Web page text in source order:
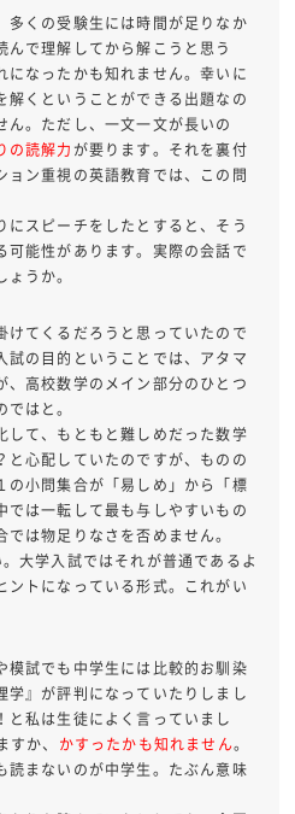
多くの受験生には時間が足りなか
で理解してから解こうと思う
になったかも知れません。幸いに
解くということができる出題なの
。ただし、一文一文が長いの
の読解力 が要ります。それを裏付
ョン重視の英語教育では、この問
スピーチをしたとすると、そう
可能性があります。実際の会話で
うか。
てくるだろうと思っていたので
試の目的ということでは、アタマ
、高校数学のメイン部分のひとつ
はと。
して、もともと難しめだった数学
と心配していたのですが、ものの
の小問集合が「易しめ」から「標
は一転して最も与しやすいもの
は物足りなさを否めません。
大学入試ではそれが普通であるよ
ントになっている形式。これがい
模試でも中学生には比較的お馴染
学』が評判になっていたりしまし
私は生徒によく言っていまし
か、 かすったかも知れません。
読まないのが中学生。たぶん意味